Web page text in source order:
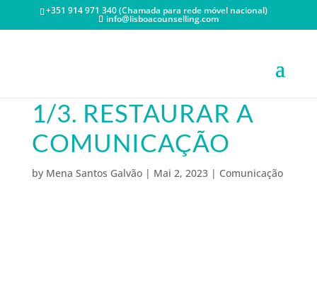
+351 914 971 340 (Chamada para rede móvel nacional)
info@lisboacounselling.com
1/3. RESTAURAR A
COMUNICAÇÃO
by Mena Santos Galvão| Mai 2, 2023| Comunicação